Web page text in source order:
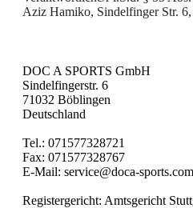
Aziz Hamiko, Sindelfinger Str.
DOC A SPORTS GmbH
Sindelfingerstr. 6
71032 Böblingen
Deutschland
Tel.: 071577328721
Fax: 071577328767
E-Mail: service@doca-sports.com
Registergericht: Amtsgericht